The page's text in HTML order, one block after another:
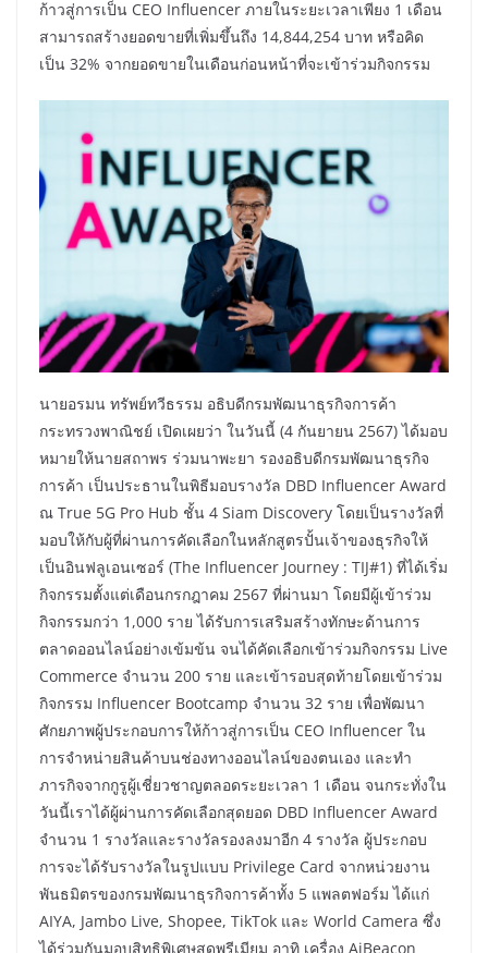
ก้าวสู่การเป็น CEO Influencer ภายในระยะเวลาเพียง 1 เดือน
สามารถสร้างยอดขายที่เพิ่มขึ้นถึง 14,844,254 บาท หรือคิด
เป็น 32% จากยอดขายในเดือนก่อนหน้าที่จะเข้าร่วมกิจกรรม
นายอรมน ทรัพย์ทวีธรรม อธิบดีกรมพัฒนาธุรกิจการค้า
กระทรวงพาณิชย์ เปิดเผยว่า ในวันนี้ (4 กันยายน 2567) ได้มอบ
หมายให้นายสถาพร ร่วมนาพะยา รองอธิบดีกรมพัฒนาธุรกิจ
การค้า เป็นประธานในพิธีมอบรางวัล DBD Influencer Award
ณ True 5G Pro Hub ชั้น 4 Siam Discovery โดยเป็นรางวัลที่
มอบให้กับผู้ที่ผ่านการคัดเลือกในหลักสูตรปั้นเจ้าของธุรกิจให้
เป็นอินฟลูเอนเซอร์ (The Influencer Journey : TIJ#1) ที่ได้เริ่ม
กิจกรรมตั้งแต่เดือนกรกฎาคม 2567 ที่ผ่านมา โดยมีผู้เข้าร่วม
กิจกรรมกว่า 1,000 ราย ได้รับการเสริมสร้างทักษะด้านการ
ตลาดออนไลน์อย่างเข้มข้น จนได้คัดเลือกเข้าร่วมกิจกรรม Live
Commerce จำนวน 200 ราย และเข้ารอบสุดท้ายโดยเข้าร่วม
กิจกรรม Influencer Bootcamp จำนวน 32 ราย เพื่อพัฒนา
ศักยภาพผู้ประกอบการให้ก้าวสู่การเป็น CEO Influencer ใน
การจำหน่ายสินค้าบนช่องทางออนไลน์ของตนเอง และทำ
ภารกิจจากกูรูผู้เชี่ยวชาญตลอดระยะเวลา 1 เดือน จนกระทั่งใน
วันนี้เราได้ผู้ผ่านการคัดเลือกสุดยอด DBD Influencer Award
จำนวน 1 รางวัลและรางวัลรองลงมาอีก 4 รางวัล ผู้ประกอบ
การจะได้รับรางวัลในรูปแบบ Privilege Card จากหน่วยงาน
พันธมิตรของกรมพัฒนาธุรกิจการค้าทั้ง 5 แพลตฟอร์ม ได้แก่
AIYA, Jambo Live, Shopee, TikTok และ World Camera ซึ่ง
ได้ร่วมกันมอบสิทธิพิเศษสุดพรีเมียม อาทิ เครื่อง AiBeacon